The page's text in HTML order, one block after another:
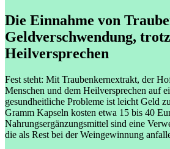
Die Einnahme von
Geldverschwendung,
Heilversprechen
Fest steht: Mit Traubenkernextrakt, der
Menschen und dem Heilversprechen auf
gesundheitliche Probleme ist leicht Geld
Gramm Kapseln kosten etwa 15 bis 40
Nahrungsergänzungsmittel sind eine
die als Rest bei der Weingewinnung